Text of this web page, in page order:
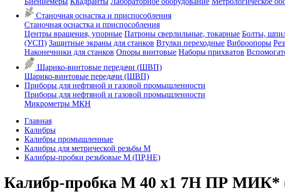
Станочная оснастка и приспособления
Станочная оснастка и приспособления
Центры вращения, упорные Патроны сверлильные, токарные Болты,
(УСП) Защитные экраны для станков Втулки переходные Виброопоры
Наконечники для станков Опоры винтовые Наборы прихватов
Шарико-винтовые передачи (ШВП)
Шарико-винтовые передачи (ШВП)
Приборы для нефтяной и газовой промышленности
Приборы для нефтяной и газовой промышленности
Микрометры МКН
Главная
Калибры
Калибры промышленные
Калибры для метрической резьбы М
Калибры-пробки резьбовые М (ПР,НЕ)
Калибр-пробка М 40 х1 7H ПР МИК*